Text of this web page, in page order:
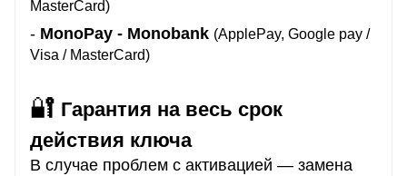
MasterCard)
- MonoPay - Monobank (ApplePay, Google pay /
Visa / MasterCard)
🔐 Гарантия на весь срок
действия ключа
В случае проблем с активацией — замена